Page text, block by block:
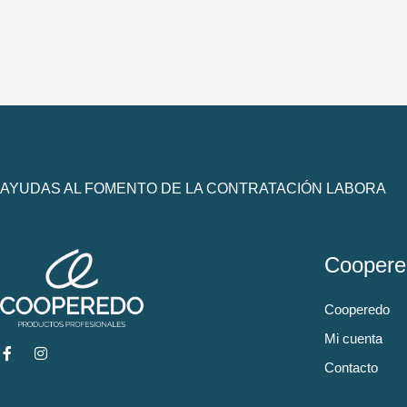
AYUDAS AL FOMENTO DE LA CONTRATACIÓN LABORA
Cooperedo
Mi cuenta
Contacto